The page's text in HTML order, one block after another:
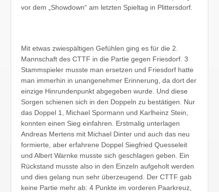
vor dem „Showdown“ am letzten Spieltag in Plittersdorf.
Mit etwas zwiespältigen Gefühlen ging es für die 2.
Mannschaft des CTTF in die Partie gegen Friesdorf. 3
Stammspieler musste man ersetzen und Friesdorf hatte
man immerhin in unangenehmer Erinnerung, da dort der
einzige Hinrundenpunkt abgegeben wurde. Und diese
Sorgen schienen sich in den Doppeln zu bestätigen. Nur
das Doppel 1, Michael Spormann und Karlheinz Stein,
konnten einen Sieg einfahren. Erstmalig unterlagen
Andreas Mertens mit Michael Dinter und auch das neu
formierte, aber erfahrene Doppel Siegfried Quesseleit
und Albert Warnke musste sich geschlagen geben. Ein
Rückstand musste also in den Einzeln aufgeholt werden
und dies gelang nun sehr überzeugend. Der CTTF gab
keine Partie mehr ab: 4 Punkte im vorderen Paarkreuz,